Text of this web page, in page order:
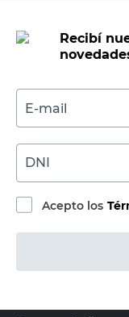
Recibí
E-mail
DNI
Acepto los